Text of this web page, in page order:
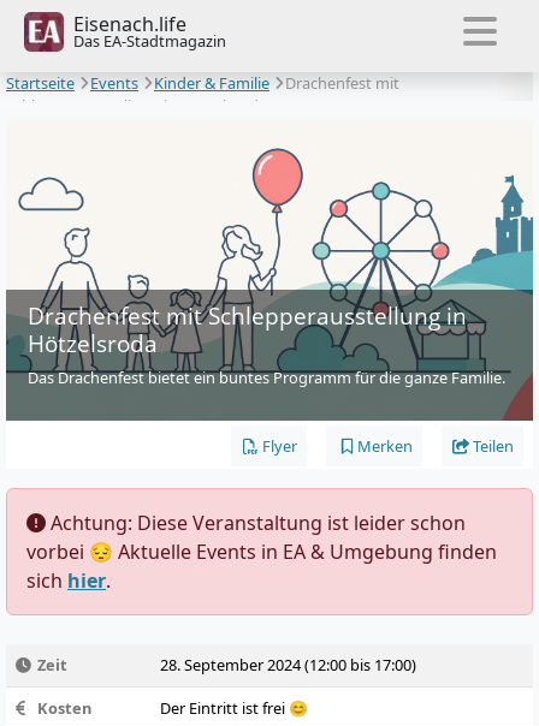
Eisenach.life
Das EA-Stadtmagazin
Startseite
Events Kinder & Familie
Drachenfest mit
Schlepperausstellung in Hötzelsroda
Drachenfest mit Schlepperausstellung in
Hötzelsroda
Das Drachenfest bietet ein buntes Programm für die ganze Familie.
Flyer Merken Teilen
️ Achtung: Diese Veranstaltung ist leider schon
vorbei 😔 Aktuelle Events in EA & Umgebung finden
sich hier.
Zeit
28. September 2024 (12:00 bis 17:00)
Kosten
Der Eintritt ist frei 😊